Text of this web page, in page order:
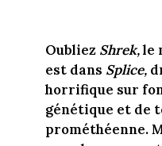
Oubliez Shrek,le
est dans Splice,
horrifique sur
génétique et de
prométhéenne.